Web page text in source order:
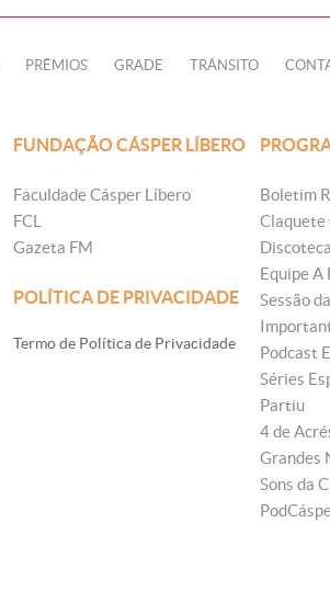
PRÊMIOS GRADE TRÂNSITO
FUNDAÇÃO CÁSPER LÍBERO
Faculdade Cásper Líbero
FCL
Gazeta FM
POLÍTICA DE PRIVACIDADE
Termo de Política de Privacidade
Boletim
Claquete
Equipe A
Sessão
Podcast
Séries
Partiu
4 de
Grandes
Sons da